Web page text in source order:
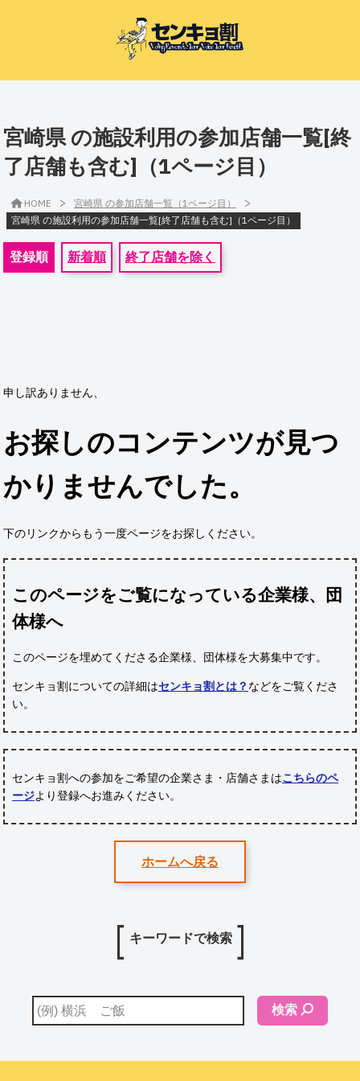
宮崎県 の施設利用の参加店舗一覧[終
了店舗も含む]（1ページ目）
HOME > 宮崎県 の参加店舗一覧（1ページ目） >
宮崎県 の施設利用の参加店舗一覧[終了店舗も含む]（1ページ目）
登録順 新着順 終了店舗を除く
申し訳ありません、
お探しのコンテンツが見つ
かりませんでした。
下のリンクからもう一度ページをお探しください。
このページをご覧になっている企業様、団
体様へ
このページを埋めてくださる企業様、団体様を大募集中です。
センキョ割についての詳細はセンキョ割とは？ などをご覧くださ
い。
センキョ割への参加をご希望の企業さま・店舗さまはこちらのペ
ージより登録へお進みください。
ホームへ戻る
キーワードで検索
検索